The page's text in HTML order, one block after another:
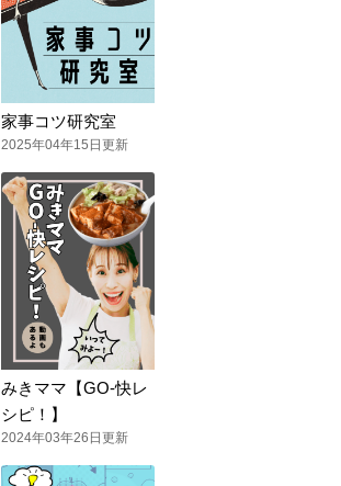
家事コツ研究室
2025年04年15日更新
みきママ【GO-快レ
シピ！】
2024年03年26日更新